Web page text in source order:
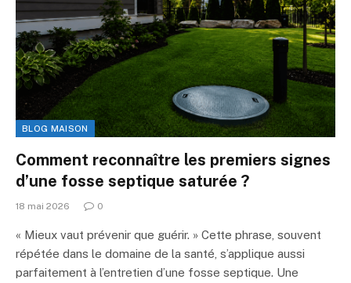
BLOG MAISON
Comment reconnaître les premiers signes
d’une fosse septique saturée ?
18 mai 2026 0
« Mieux vaut prévenir que guérir. » Cette phrase, souvent
répétée dans le domaine de la santé, s’applique aussi
parfaitement à l’entretien d’une fosse septique. Une